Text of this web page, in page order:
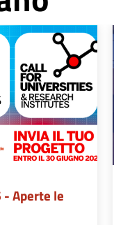
Aperte le